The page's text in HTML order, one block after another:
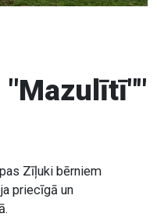
Zīļuki bērniem
priecīgā un